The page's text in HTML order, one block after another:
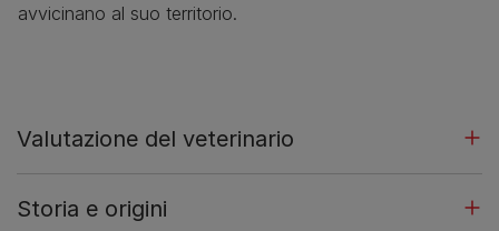
avvicinano al suo territorio.
Valutazione del veterinario
Storia e origini